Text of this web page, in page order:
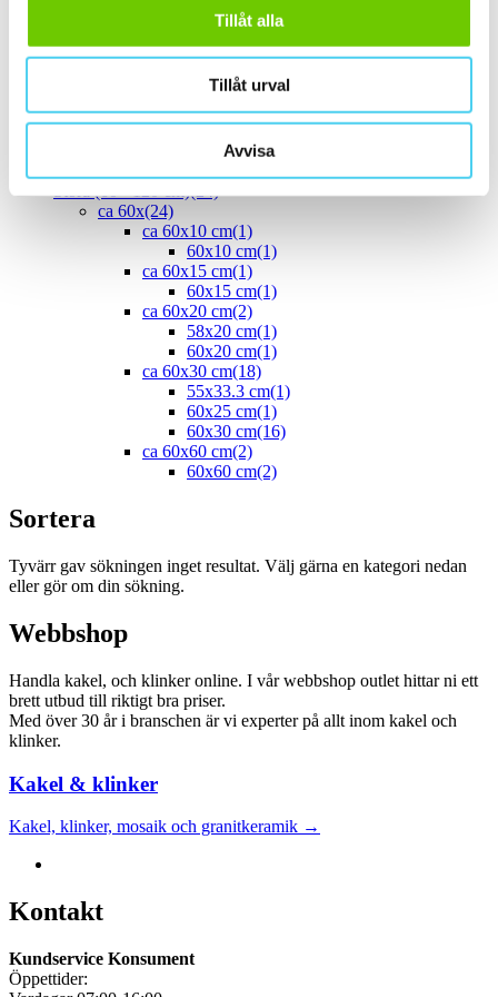
Tillåt alla
Tillåt urval
Avvisa
(2)
40x20 cm(1)
45x15 cm(1)
ca 50x(4)
(3)
ca 60x(24)
ca 60x10 cm(1)
60x10 cm(1)
ca 60x15 cm(1)
60x15 cm(1)
ca 60x20 cm(2)
58x20 cm(1)
60x20 cm(1)
ca 60x30 cm(18)
55x33.3 cm(1)
60x25 cm(1)
60x30 cm(16)
ca 60x60 cm(2)
60x60 cm(2)
Sortera
Tyvärr gav sökningen inget resultat. Välj gärna en kategori nedan
eller gör om din sökning.
Webbshop
Handla kakel, och klinker online. I vår webbshop outlet hittar ni ett
brett utbud till riktigt bra priser.
Med över 30 år i branschen är vi experter på allt inom kakel och
klinker.
Kakel & klinker
Kakel, klinker, mosaik och granitkeramik →
Kontakt
Kundservice Konsument
Öppettider: